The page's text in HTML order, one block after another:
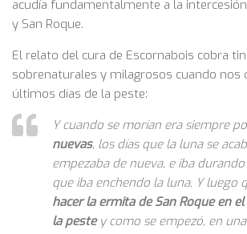
acudía fundamentalmente a la
y San Roque.
El relato del cura de Escornabois cobra
sobrenaturales y milagrosos cuando nos
últimos días de la peste:
Y cuando se morían era siempre
nuevas, los días que la luna se
empezaba de nueva, e iba
que iba enchendo la luna. Y luego
hacer la ermita de San Roque en
la pestey como se empezó, en